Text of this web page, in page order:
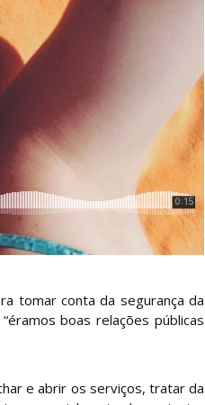
tomar conta da segurança da
boas relações públicas
e abrir os serviços, tratar da